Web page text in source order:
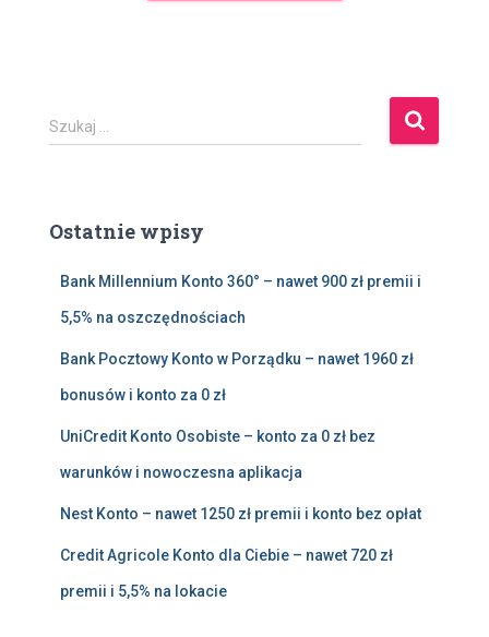
S
z
j
Szukaj …
Ostatnie wpisy
Bank Millennium Konto 360° – nawet 900 zł premii i
5,5% na oszczędnościach
Bank Pocztowy Konto w Porządku – nawet 1960 zł
bonusów i konto za 0 zł
UniCredit Konto Osobiste – konto za 0 zł bez
warunków i nowoczesna aplikacja
Nest Konto – nawet 1250 zł premii i konto bez opłat
Credit Agricole Konto dla Ciebie – nawet 720 zł
premii i 5,5% na lokacie